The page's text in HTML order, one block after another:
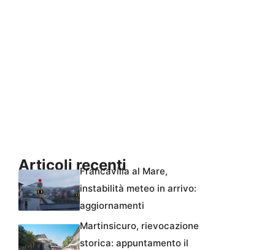
Articoli recenti
Francavilla al Mare,
instabilità meteo in arrivo:
aggiornamenti
Martinsicuro, rievocazione
storica: appuntamento il